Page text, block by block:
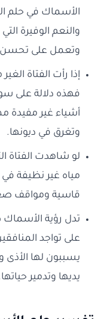
الأسماك في حلم
والنعم الوفيرة
وتعمل على تحسن
إذا رأت الفتاة
فهذه دلالة على
أشياء غير مفيدة
وتغرق في ديونها.
لو شاهدت الفتاة
مياه غير نظيفة
قاسية ومواقف
تدل رؤية الأسماك
على تواجد
يسببون لها الأذى
يديها وتدمير